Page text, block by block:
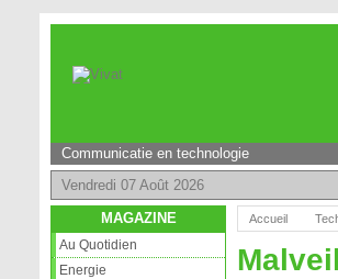
Communicatie en technologie
Vendredi 07 Août 2026
MAGAZINE
Au Quotidien
Energie
Accueil